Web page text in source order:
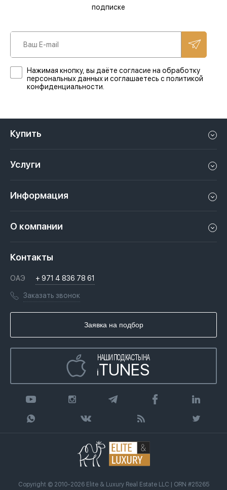
подписке
Нажимая кнопку, вы даёте согласие на обработку
персональных данных и соглашаетесь с политикой
конфиденциальности.
Купить
Апартаменты в Дубае
Пентхаус в Дубае
Услуги
Сдать недвижимость в Дубае, ОАЭ
Недвижимость за криптовалюту в Дубае
Переезд в Дубай, ОАЭ
Гражданство ОАЭ
Информация
Законы
Вопросы и ответы
Книги
Инфографика
О компании
Лицензии
Агентство недвижимости
Контакты
ОАЭ + 971 4 836 78 61
Заказать звонок
Заявка на подбор
НАШИ ПОДКАСТЫ НА
iTUNES
Copyright © 2010-2026 Elite & Luxury Real Estate LLC | ORN #25265